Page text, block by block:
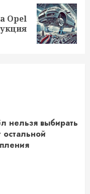
Opel
нельзя выбирать
остальной